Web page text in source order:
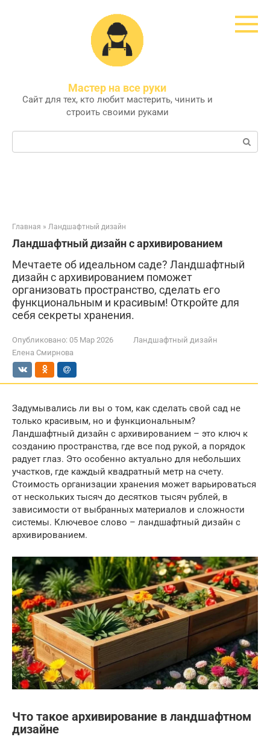
Мастер на все руки
Сайт для тех, кто любит мастерить, чинить и
строить своими руками
Поиск:
Главная » Ландшафтный дизайн
Ландшафтный дизайн с архивированием
Мечтаете об идеальном саде? Ландшафтный
дизайн с архивированием поможет
организовать пространство, сделать его
функциональным и красивым! Откройте для
себя секреты хранения.
Опубликовано: 05 Мар 2026
Ландшафтный дизайн
Елена Смирнова
Задумывались ли вы о том, как сделать свой сад не
только красивым, но и функциональным?
Ландшафтный дизайн с архивированием – это ключ к
созданию пространства, где все под рукой, а порядок
радует глаз. Это особенно актуально для небольших
участков, где каждый квадратный метр на счету.
Стоимость организации хранения может варьироваться
от нескольких тысяч до десятков тысяч рублей, в
зависимости от выбранных материалов и сложности
системы. Ключевое слово – ландшафтный дизайн с
архивированием.
Что такое архивирование в ландшафтном
дизайне